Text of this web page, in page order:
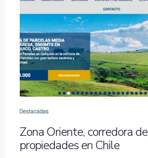
Zona Oriente, corredora de
propiedades en Chile